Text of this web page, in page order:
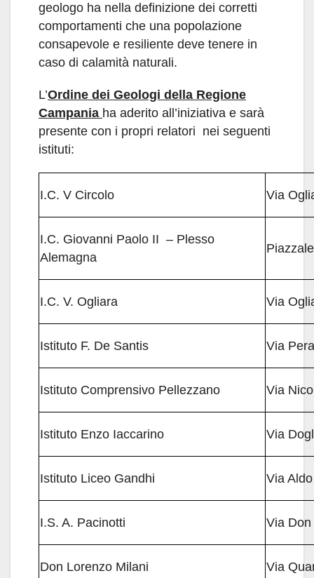
geologo ha nella definizione dei corretti
comportamenti che una popolazione
consapevole e resiliente deve tenere in
caso di calamità naturali.
L’Ordine dei Geologi della Regione
Campania ha aderito all’iniziativa e sarà
presente con i propri relatori nei seguenti
istituti:
I.C. V Circolo Via
I.C. Giovanni Paolo II – Plesso
Alemagna
I.C. V. Ogliara Via
Istituto F. De Santis Via
Istituto Comprensivo Pellezzano Via
Istituto Enzo Iaccarino Via
Istituto Liceo Gandhi Via
I.S. A. Pacinotti Via
Don Lorenzo Milani Via